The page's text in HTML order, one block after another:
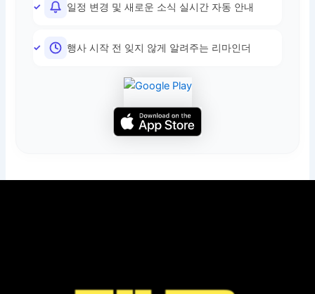
일정 변경 및 새로운 소식 실시간 자동 안내
행사 시작 전 잊지 않게 알려주는 리마인더